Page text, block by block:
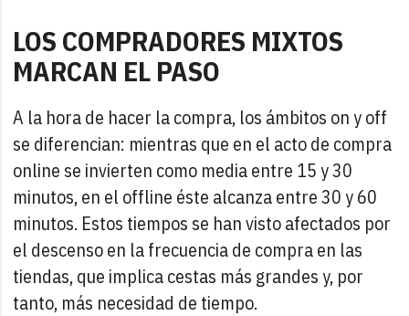
LOS COMPRADORES MIXTOS
MARCAN EL PASO
A la hora de hacer la compra, los ámbitos on y off
se diferencian: mientras que en el acto de compra
online se invierten como media entre 15 y 30
minutos, en el offline éste alcanza entre 30 y 60
minutos. Estos tiempos se han visto afectados por
el descenso en la frecuencia de compra en las
tiendas, que implica cestas más grandes y, por
tanto, más necesidad de tiempo.